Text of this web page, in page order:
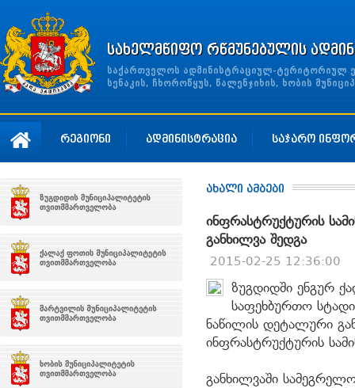
სახელმწიფო რწმუნებულის
საქართველოს ადმინისტრაციულ-ტერიტორიულ
სენაკის, ჩხოროწყუს, წალენჯიხის, ხობის
რეგიონი ადმინისტრაცია საჯარო
ახალი ამბები
ინფრასტრუქტურის
განხილვა შედგა
2015-02-25 12:36:00
ზუგდიდში ენგურ
საფეხბურთო
ნაწილის დეტალური
ინფრასტრუქტურის
განხილვაში